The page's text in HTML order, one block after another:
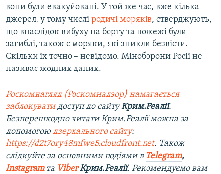
вони були евакуйовані. У той же час, вже кілька
джерел, у тому числі родичі моряків, стверджують,
що внаслідок вибуху на борту та пожежі були
загиблі, також є моряки, які зникли безвісти.
Скільки їх точно – невідомо. Міноборони Росії не
називає жодних даних.
Роскомнагляд (Роскомнадзор) намагається
заблокуватидоступ до сайтуКрим.Реалії.
Безперешкодно читати Крим.Реалії можна за
допомогою дзеркального сайту:
https://d2t7ory48mfwe5.cloudfront.net. Також
слідкуйте за основними подіями в Telegram,
Instagramта ViberКрим.Реалії. Рекомендуємо вам